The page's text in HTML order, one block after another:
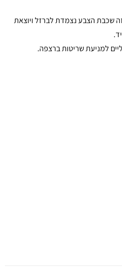
שכבת הצבע נצמדת לברזל ויוצאת
למניעת שריטות ברצפה.